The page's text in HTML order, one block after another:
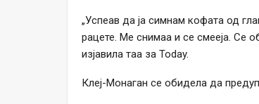
„Успеав да ја симнам кофата од
рацете. Ме снимаа и се смееја. Се
изјавила таа за Today.
Клеј-Монаган се обидела да